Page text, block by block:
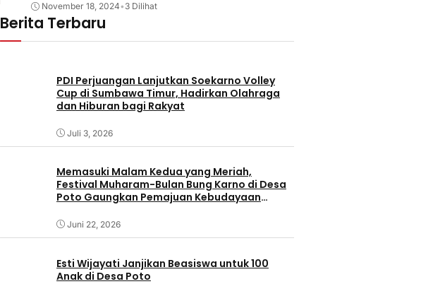
November 18, 2024• 3 Dilihat
Berita Terbaru
PDI Perjuangan Lanjutkan Soekarno Volley
Cup di Sumbawa Timur, Hadirkan Olahraga
dan Hiburan bagi Rakyat
Juli 3, 2026
Memasuki Malam Kedua yang Meriah,
Festival Muharam-Bulan Bung Karno di Desa
Poto Gaungkan Pemajuan Kebudayaan
Juni 22, 2026
Esti Wijayati Janjikan Beasiswa untuk 100
Anak di Desa Poto